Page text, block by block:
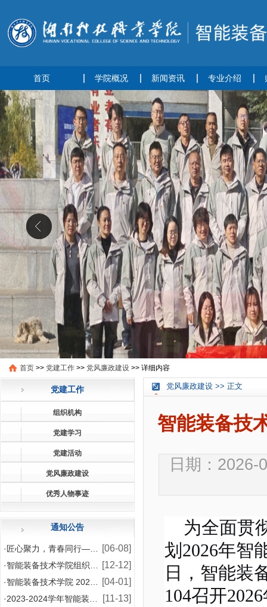
首页 学院概况 新闻资讯 专业介绍
首页 >> 党建工作 >> 党风廉政建设 >> 详细内容
党建工作
组织机构
党建学习
党建活动
党风廉政建设
优秀人物事迹
通知公告
[06-08]
· 匠心聚力，青春同行——智能装备技术学院2026年师
[12-12]
·智能装备技术学院组织模具设计与制造专业学生赴企业开
[04-01]
·智能装备技术学院 2024-2025 学年国家助学
[11-13]
·2023-2024学年智能装备技术学院增补国家奖学
党风廉政建设 >> 正文
智能装备技
日期：
为全面贯
划2026年智
日，智能装
104召开